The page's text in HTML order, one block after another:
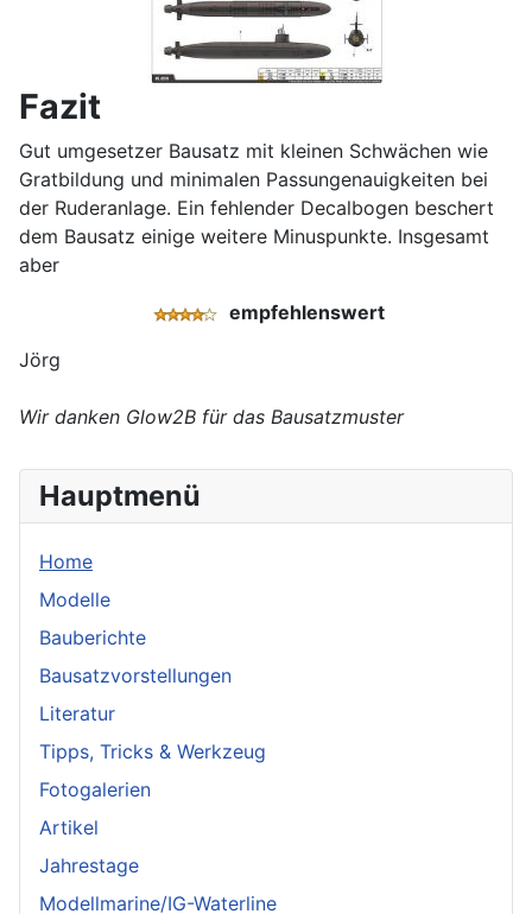
Hauptmenü
Home
Modelle
Bauberichte
Bausatzvorstellungen
Literatur
Tipps, Tricks & Werkzeug
Fotogalerien
Artikel
Jahrestage
Modellmarine/IG-Waterline
Fazit
Gut umgesetzer Bausatz mit kleinen Schwächen wie
Gratbildung und minimalen Passungenauigkeiten bei
der Ruderanlage. Ein fehlender Decalbogen beschert
dem Bausatz einige weitere Minuspunkte. Insgesamt
aber
empfehlenswert
Jörg
Wir danken Glow2B für das Bausatzmuster